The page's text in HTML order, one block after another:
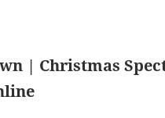
| Christmas